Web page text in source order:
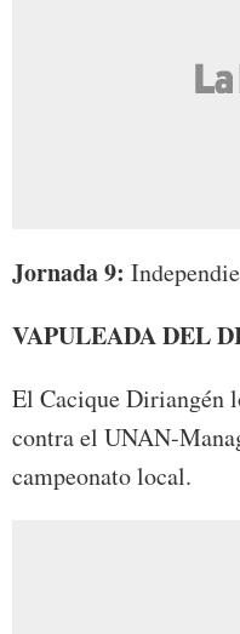
Jornada 9:
VAPULEADA DEL
El Cacique Diriangén
contra el UNAN-
campeonato local.